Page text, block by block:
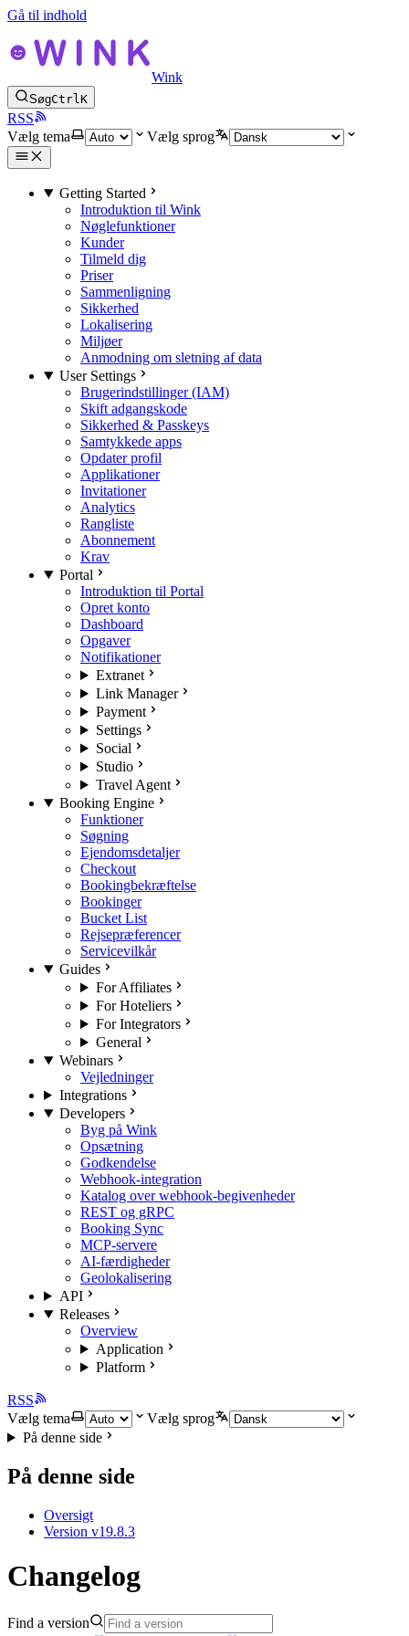
Gå til indhold
Wink
SøgCtrlK
RSS
Vælg tema
Vælg sprog
Getting Started
Introduktion til Wink
Nøglefunktioner
Kunder
Tilmeld dig
Priser
Sammenligning
Sikkerhed
Lokalisering
Miljøer
Anmodning om sletning af data
User Settings
Brugerindstillinger (IAM)
Skift adgangskode
Sikkerhed & Passkeys
Samtykkede apps
Opdater profil
Applikationer
Invitationer
Analytics
Rangliste
Abonnement
Krav
Portal
Introduktion til Portal
Opret konto
Dashboard
Opgaver
Notifikationer
Extranet
Link Manager
Payment
Settings
Social
Studio
Travel Agent
Booking Engine
Funktioner
Søgning
Ejendomsdetaljer
Checkout
Bookingbekræftelse
Bookinger
Bucket List
Rejsepræferencer
Servicevilkår
Guides
For Affiliates
For Hoteliers
For Integrators
General
Webinars
Vejledninger
Integrations
Developers
Byg på Wink
Opsætning
Godkendelse
Webhook-integration
Katalog over webhook-begivenheder
REST og gRPC
Booking Sync
MCP-servere
AI-færdigheder
Geolokalisering
API
Releases
Overview
Application
Platform
RSS
Vælg tema
Vælg sprog
På denne side
På denne side
Oversigt
Version v19.8.3
Changelog
Find a version